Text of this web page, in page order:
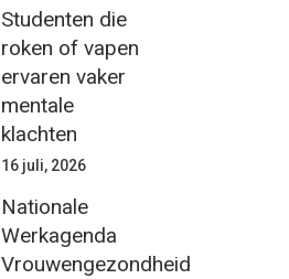
Studenten die
roken of vapen
ervaren vaker
mentale
klachten
16 juli, 2026
Nationale
Werkagenda
Vrouwengezondheid